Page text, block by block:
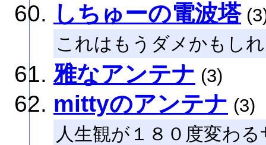
しちゅーの電波塔
これはもうダメかもし
雅なアンテナ (3)
mittyのアンテナ (3)
人生観が１８０度変わ